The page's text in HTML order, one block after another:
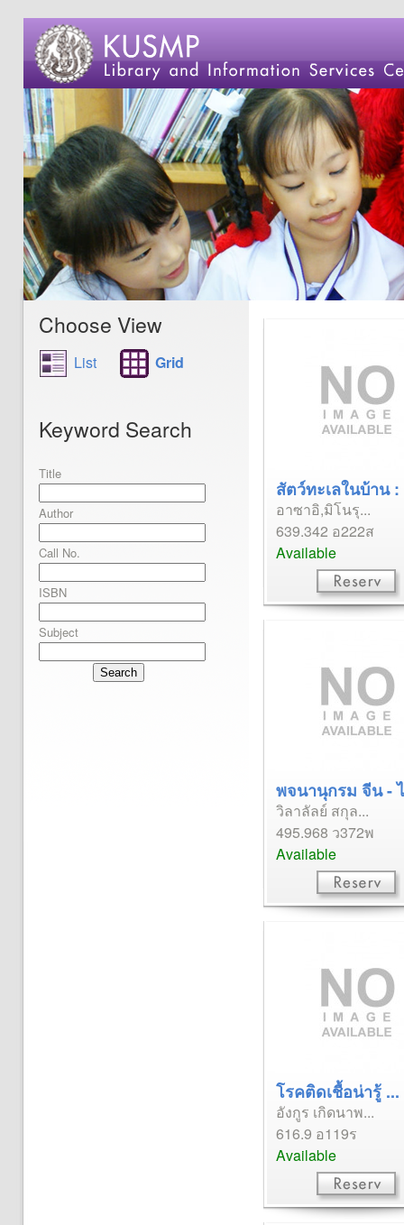
Choose View
List Grid
Keyword Search
Title
Author
Call No.
ISBN
Subject
Search
สัตว์ทะเลในบ้าน :
อาซาอิ,มิโนรุ...
639.342 อ222ส
Available
พจนานุกรม จีน -
วิลาลัลย์ สกุล...
495.968 ว372พ
Available
โรคติดเชื้อน่ารู้ ...
อังกูร เกิดนาพ...
616.9 อ119ร
Available